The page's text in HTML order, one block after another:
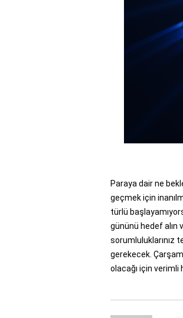
Paraya dair ne
geçmek için
türlü
gününü hedef alın
sorumluluklarınız
gerekecek.
olacağı için verimli